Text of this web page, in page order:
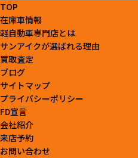
TOP
在庫車情報
軽自動車専門店とは
サンアイクが選ばれる理由
買取査定
ブログ
サイトマップ
プライバシーポリシー
FD宣言
会社紹介
来店予約
お問い合わせ